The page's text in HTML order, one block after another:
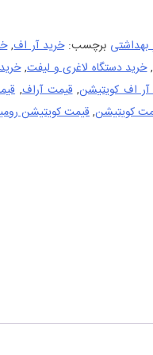
بهداشتی برچسب:خرید آر اف,
,خرید دستگاه لاغری و لیفت,
اف کویتیشن,قیمت آراف,
کویتیشن,قیمت کویتیشن